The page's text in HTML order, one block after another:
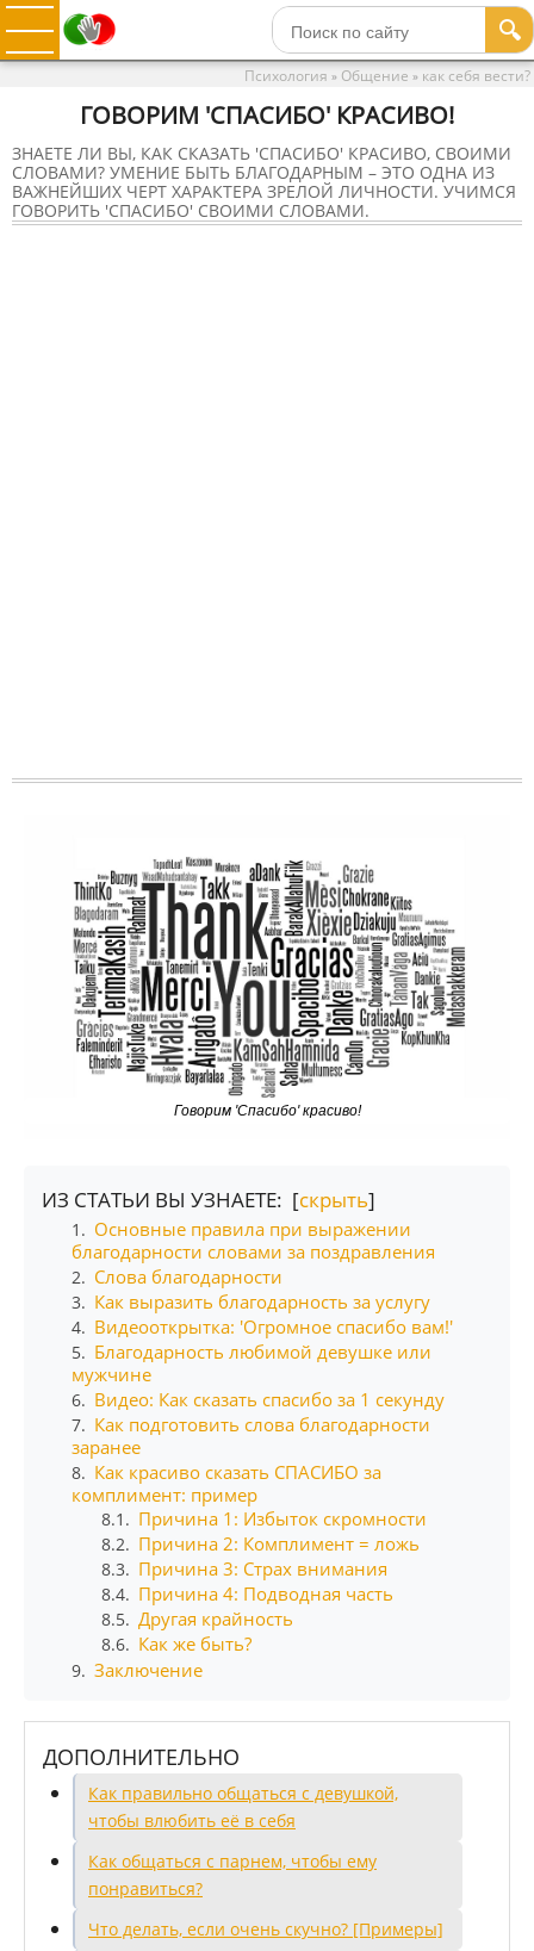
🔍
Психология » Общение » как себя вести?
ГОВОРИМ 'СПАСИБО' КРАСИВО!
ЗНАЕТЕ ЛИ ВЫ, КАК СКАЗАТЬ 'СПАСИБО' КРАСИВО, СВОИМИ
СЛОВАМИ? УМЕНИЕ БЫТЬ БЛАГОДАРНЫМ – ЭТО ОДНА ИЗ
ВАЖНЕЙШИХ ЧЕРТ ХАРАКТЕРА ЗРЕЛОЙ ЛИЧНОСТИ. УЧИМСЯ
ГОВОРИТЬ 'СПАСИБО' СВОИМИ СЛОВАМИ.
Говорим 'Спасибо' красиво!
ИЗ СТАТЬИ ВЫ УЗНАЕТЕ: [скрыть]
1. Основные правила при выражении
благодарности словами за поздравления
2. Слова благодарности
3. Как выразить благодарность за услугу
4. Видеооткрытка: 'Огромное спасибо вам!'
5. Благодарность любимой девушке или
мужчине
6. Видео: Как сказать спасибо за 1 секунду
7. Как подготовить слова благодарности
заранее
8. Как красиво сказать СПАСИБО за
комплимент: пример
8.1. Причина 1: Избыток скромности
8.2. Причина 2: Комплимент = ложь
8.3. Причина 3: Страх внимания
8.4. Причина 4: Подводная часть
8.5. Другая крайность
8.6. Как же быть?
9. Заключение
ДОПОЛНИТЕЛЬНО
Как правильно общаться с девушкой,
чтобы влюбить её в себя
Как общаться с парнем, чтобы ему
понравиться?
Что делать, если очень скучно? [Примеры]